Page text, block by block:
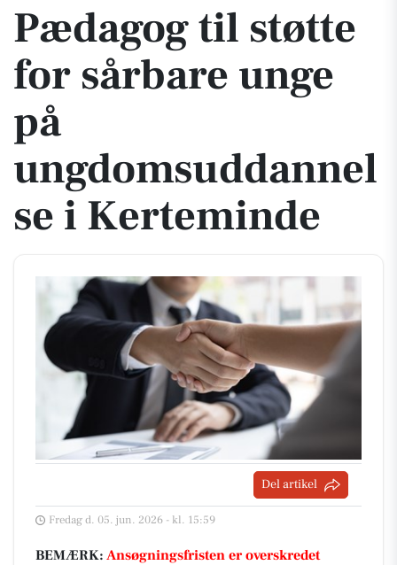
Pædagog til støtte
for sårbare unge
på
ungdomsuddannel
se i Kerteminde
Del artikel
Fredag d. 05. jun. 2026 - kl. 15:59
BEMÆRK: Ansøgningsfristen er overskredet